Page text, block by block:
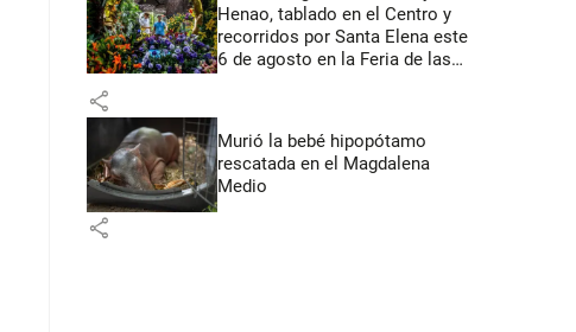
Henao, tablado en el Centro y
recorridos por Santa Elena este
6 de agosto en la Feria de las
share
Murió la bebé hipopótamo
rescatada en el Magdalena
Medio
share